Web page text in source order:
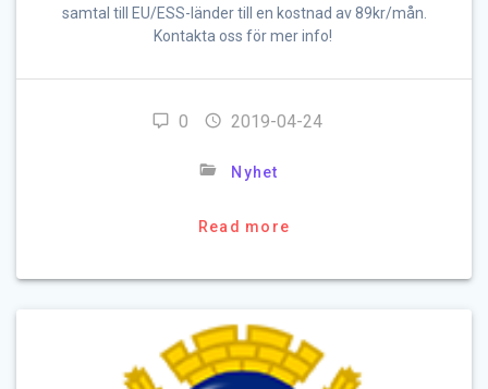
samtal till EU/ESS-länder till en kostnad av 89kr/mån.
Kontakta oss för mer info!
0 2019-04-24
Nyhet
Read more